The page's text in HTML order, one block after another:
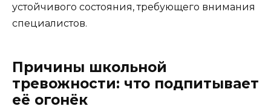
устойчивого состояния, требующего внимания
специалистов.
Причины школьной
тревожности: что подпитывает
её огонёк